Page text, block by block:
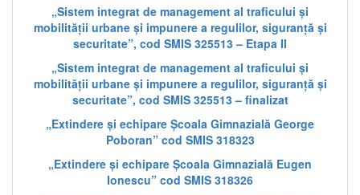
„Sistem integrat de management al traficului și
mobilității urbane și impunere a regulilor, siguranță și
securitate”, cod SMIS 325513 – Etapa II
„Sistem integrat de management al traficului și
mobilității urbane și impunere a regulilor, siguranță și
securitate”, cod SMIS 325513 – finalizat
„Extindere și echipare Școala Gimnazială George
Poboran” cod SMIS 318323
„Extindere și echipare Școala Gimnazială Eugen
Ionescu” cod SMIS 318326